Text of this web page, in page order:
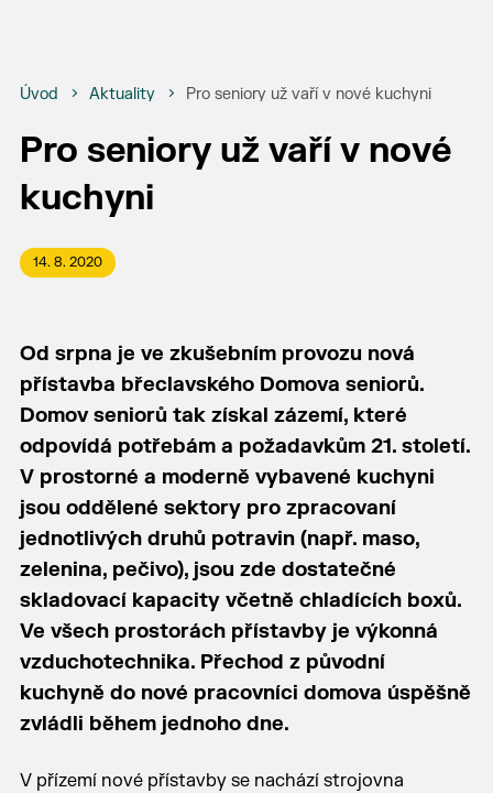
Úvod Aktuality Pro seniory už vaří v nové kuchyni
Pro seniory už vaří v nové
kuchyni
14. 8. 2020
Od srpna je ve zkušebním provozu nová
přístavba břeclavského Domova seniorů.
Domov seniorů tak získal zázemí, které
odpovídá potřebám a požadavkům 21. století.
V prostorné a moderně vybavené kuchyni
jsou oddělené sektory pro zpracovaní
jednotlivých druhů potravin (např. maso,
zelenina, pečivo), jsou zde dostatečné
skladovací kapacity včetně chladících boxů.
Ve všech prostorách přístavby je výkonná
vzduchotechnika. Přechod z původní
kuchyně do nové pracovníci domova úspěšně
zvládli během jednoho dne.
V přízemí nové přístavby se nachází strojovna